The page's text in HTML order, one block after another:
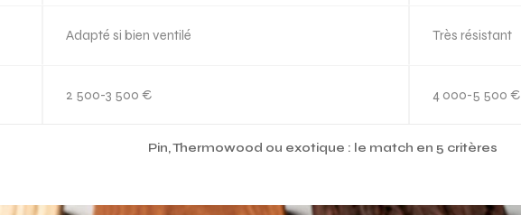
Pin, Thermowood ou exotique : le match en 5 critères
Adapté si bien ventilé Très résistant
2 500-3 500 € 4 000-5 500 €